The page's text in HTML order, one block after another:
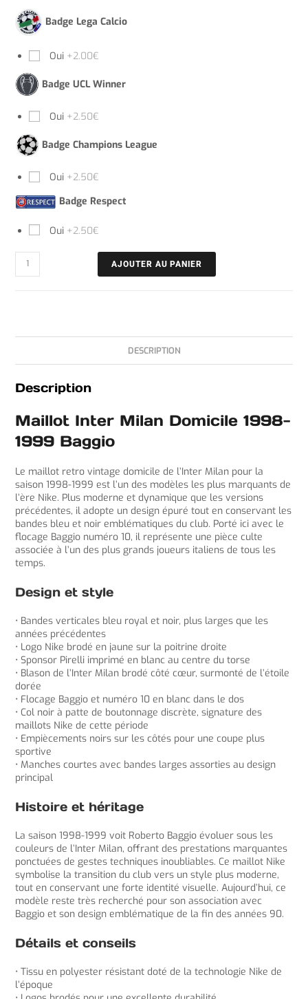
Badge Lega Calcio
Oui +2.00€
Badge UCL Winner
Oui +2.50€
Badge Champions League
Oui +2.50€
Badge Respect
Oui +2.50€
AJOUTER AU PANIER
DESCRIPTION
Description
Maillot Inter Milan Domicile 1998-
1999 Baggio
Le maillot retro vintage domicile de l’Inter Milan pour la
saison 1998-1999 est l’un des modèles les plus marquants de
l’ère Nike. Plus moderne et dynamique que les versions
précédentes, il adopte un design épuré tout en conservant les
bandes bleu et noir emblématiques du club. Porté ici avec le
flocage Baggio numéro 10, il représente une pièce culte
associée à l’un des plus grands joueurs italiens de tous les
temps.
Design et style
• Bandes verticales bleu royal et noir, plus larges que les
années précédentes
• Logo Nike brodé en jaune sur la poitrine droite
• Sponsor Pirelli imprimé en blanc au centre du torse
• Blason de l’Inter Milan brodé côté cœur, surmonté de l’étoile
dorée
• Flocage Baggio et numéro 10 en blanc dans le dos
• Col noir à patte de boutonnage discrète, signature des
maillots Nike de cette période
• Empiècements noirs sur les côtés pour une coupe plus
sportive
• Manches courtes avec bandes larges assorties au design
principal
Histoire et héritage
La saison 1998-1999 voit Roberto Baggio évoluer sous les
couleurs de l’Inter Milan, offrant des prestations marquantes
ponctuées de gestes techniques inoubliables. Ce maillot Nike
symbolise la transition du club vers un style plus moderne,
tout en conservant une forte identité visuelle. Aujourd’hui, ce
modèle reste très recherché pour son association avec
Baggio et son design emblématique de la fin des années 90.
Détails et conseils
• Tissu en polyester résistant doté de la technologie Nike de
l’époque